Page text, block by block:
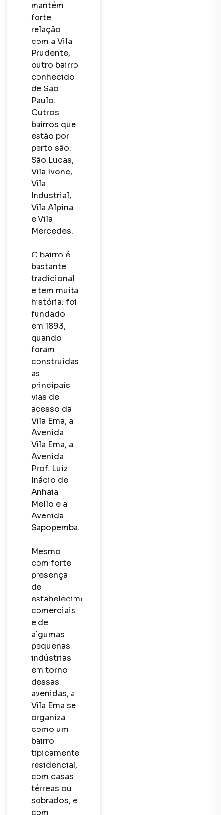
mantém
forte
relação
com a Vila
Prudente,
outro bairro
conhecido
de São
Paulo.
Outros
bairros que
estão por
perto são:
São Lucas,
Vila Ivone,
Vila
Industrial,
Vila Alpina
e Vila
Mercedes.
O bairro é
bastante
tradicional
e tem muita
história: foi
fundado
em 1893,
quando
foram
construídas
as
principais
vias de
acesso da
Vila Ema, a
Avenida
Vila Ema, a
Avenida
Prof. Luiz
Inácio de
Anhaia
Mello e a
Avenida
Sapopemba.
Mesmo
com forte
presença
de
estabelecimentos
comerciais
e de
algumas
pequenas
indústrias
em torno
dessas
avenidas, a
Vila Ema se
organiza
como um
bairro
tipicamente
residencial,
com casas
térreas ou
sobrados, e
com